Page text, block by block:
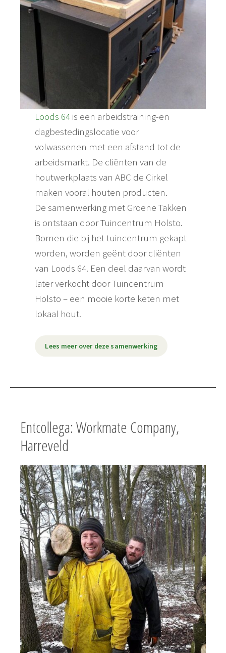
Loods 64 is een arbeidstraining-en
dagbestedingslocatie voor
volwassenen met een afstand tot de
arbeidsmarkt. De cliënten van de
houtwerkplaats van ABC de Cirkel
maken vooral houten producten.
De samenwerking met Groene Takken
is ontstaan door Tuincentrum Holsto.
Bomen die bij het tuincentrum gekapt
worden, worden geënt door cliënten
van Loods 64. Een deel daarvan wordt
later verkocht door Tuincentrum
Holsto – een mooie korte keten met
lokaal hout.
Lees meer over deze samenwerking
Entcollega: Workmate Company,
Harreveld